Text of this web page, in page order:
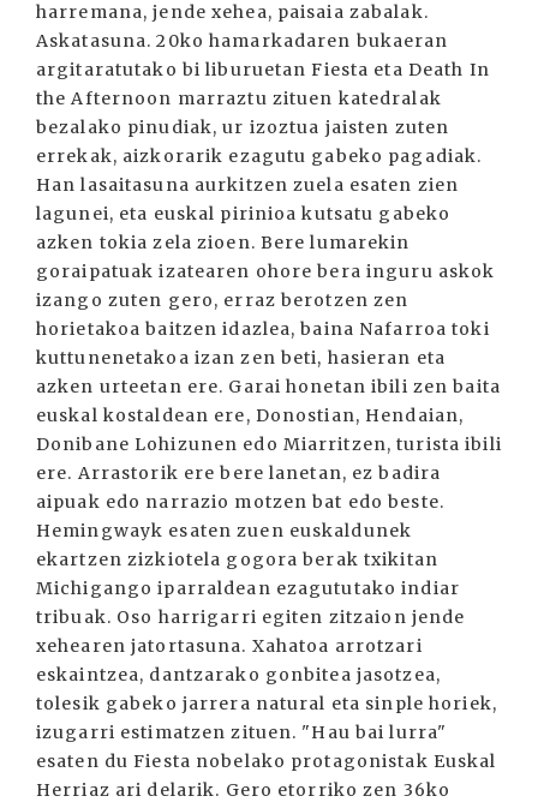
harremana, jende xehea, paisaia zabalak.
Askatasuna. 20ko hamarkadaren bukaeran
argitaratutako bi liburuetan Fiesta eta Death In
the Afternoon marraztu zituen katedralak
bezalako pinudiak, ur izoztua jaisten zuten
errekak, aizkorarik ezagutu gabeko pagadiak.
Han lasaitasuna aurkitzen zuela esaten zien
lagunei, eta euskal pirinioa kutsatu gabeko
azken tokia zela zioen. Bere lumarekin
goraipatuak izatearen ohore bera inguru askok
izango zuten gero, erraz berotzen zen
horietakoa baitzen idazlea, baina Nafarroa toki
kuttunenetakoa izan zen beti, hasieran eta
azken urteetan ere. Garai honetan ibili zen baita
euskal kostaldean ere, Donostian, Hendaian,
Donibane Lohizunen edo Miarritzen, turista ibili
ere. Arrastorik ere bere lanetan, ez badira
aipuak edo narrazio motzen bat edo beste.
Hemingwayk esaten zuen euskaldunek
ekartzen zizkiotela gogora berak txikitan
Michigango iparraldean ezagututako indiar
tribuak. Oso harrigarri egiten zitzaion jende
xehearen jatortasuna. Xahatoa arrotzari
eskaintzea, dantzarako gonbitea jasotzea,
tolesik gabeko jarrera natural eta sinple horiek,
izugarri estimatzen zituen. "Hau bai lurra"
esaten du Fiesta nobelako protagonistak Euskal
Herriaz ari delarik. Gero etorriko zen 36ko